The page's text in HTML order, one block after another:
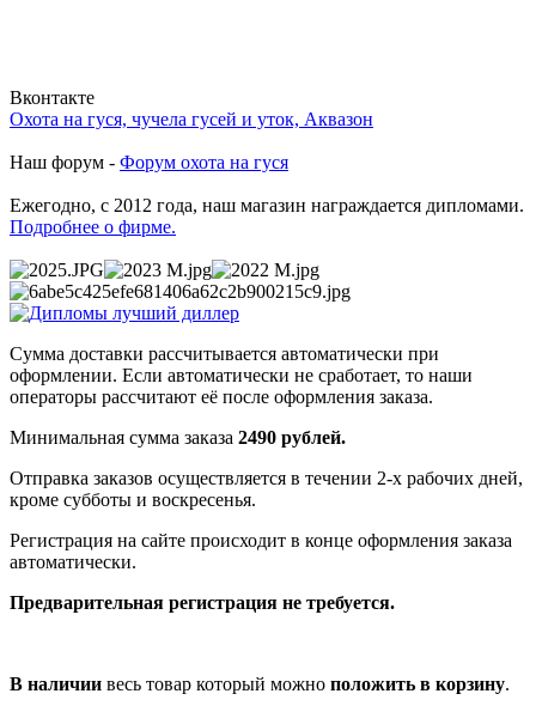
Вконтакте
Охота на гуся, чучела гусей и уток, Аквазон
Наш форум - Форум охота на гуся
Ежегодно, с 2012 года, наш магазин награждается дипломами.
Подробнее о фирме.
Сумма доставки рассчитывается автоматически при
оформлении. Если автоматически не сработает, то наши
операторы рассчитают её после оформления заказа.
Минимальная сумма заказа 2490 рублей.
Отправка заказов осуществляется в течении 2-х рабочих дней,
кроме субботы и воскресенья.
Регистрация на сайте происходит в конце оформления заказа
автоматически.
Предварительная регистрация не требуется.
В наличии весь товар который можно положить в корзину.